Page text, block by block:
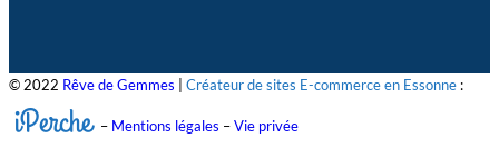
© 2022 Rêve de Gemmes Créateur de sites E-commerce en Essonne :
iPerche – Mentions légales –Vie privée